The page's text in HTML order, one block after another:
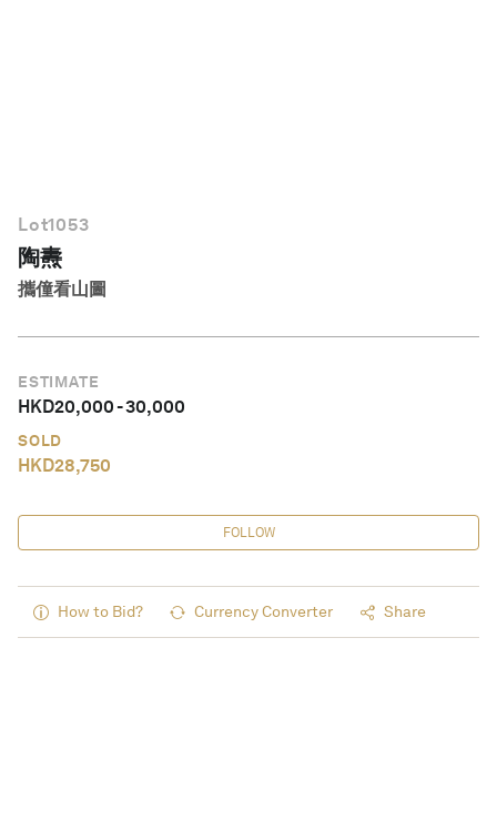
Lot1053
陶燾
攜僮看山圖
ESTIMATE
HKD20,000-30,000
SOLD
HKD28,750
FOLLOW
How to Bid? Currency Converter Share